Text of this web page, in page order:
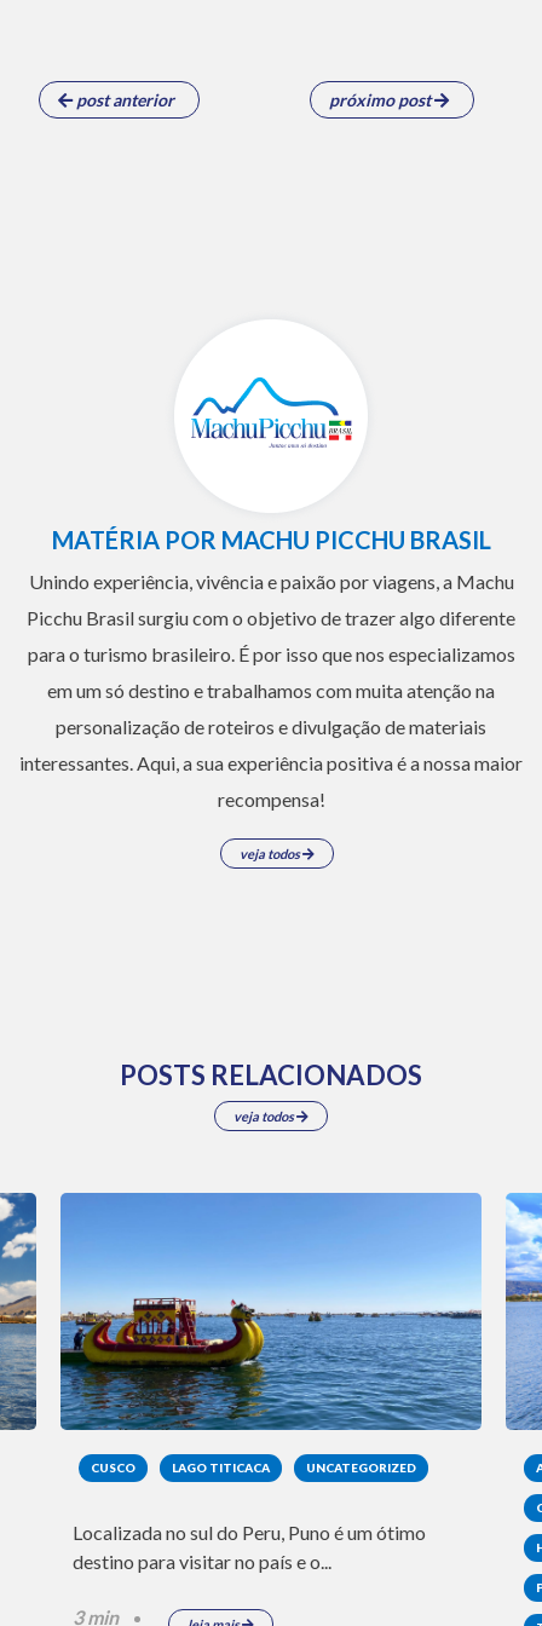
post anterior próximo post
MATÉRIA POR MACHU PICCHU BRASIL
Unindo experiência, vivência e paixão por viagens, a Machu
Picchu Brasil surgiu com o objetivo de trazer algo diferente
para o turismo brasileiro. É por isso que nos especializamos
em um só destino e trabalhamos com muita atenção na
personalização de roteiros e divulgação de materiais
interessantes. Aqui, a sua experiência positiva é a nossa maior
recompensa!
veja todos
POSTS RELACIONADOS
veja todos
CUSCO LAGO TITICACA UNCATEGORIZED
Localizada no sul do Peru, Puno é um ótimo
destino para visitar no país e o...
3 min